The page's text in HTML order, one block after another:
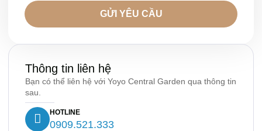
GỬI YÊU CẦU
Thông tin liên hệ
Bạn có thể liên hệ với Yoyo Central Garden qua thông tin
sau.
HOTLINE
0909.521.333